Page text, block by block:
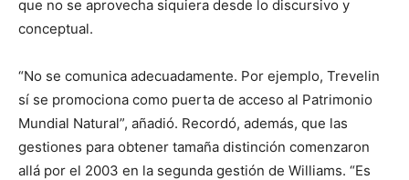
que no se aprovecha siquiera desde lo discursivo y
conceptual.
“No se comunica adecuadamente. Por ejemplo, Trevelin
sí se promociona como puerta de acceso al Patrimonio
Mundial Natural”, añadió. Recordó, además, que las
gestiones para obtener tamaña distinción comenzaron
allá por el 2003 en la segunda gestión de Williams. “Es